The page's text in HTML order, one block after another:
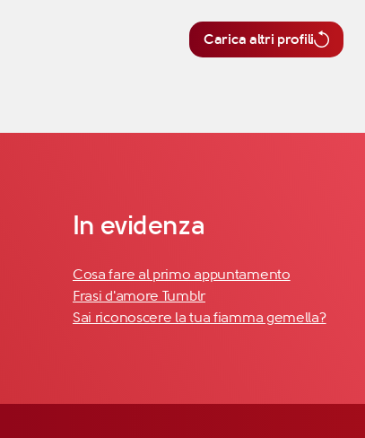
Carica altri profili
In evidenza
Cosa fare al primo appuntamento
Frasi d'amore Tumblr
Sai riconoscere la tua fiamma gemella?